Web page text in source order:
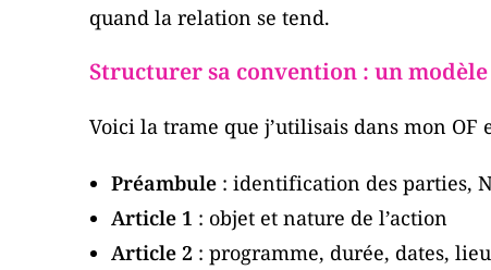
quand la relation se tend.
Structurer sa convention : un
Voici la trame que j’utilisais dans mon
Préambule : identification des parties,
Article 1 : objet et nature de l’action
Article 2 : programme, durée, dates,